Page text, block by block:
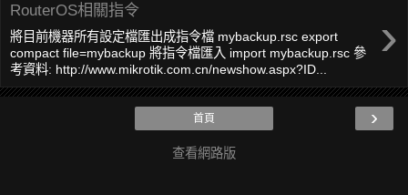
RouterOS相關指令 ›
將目前機器所有設定檔匯出成指令檔 mybackup.rsc export
compact file=mybackup 將指令檔匯入 import mybackup.rsc 參
考資料: http://www.mikrotik.com.cn/newshow.aspx?ID...
›
首頁
查看網路版